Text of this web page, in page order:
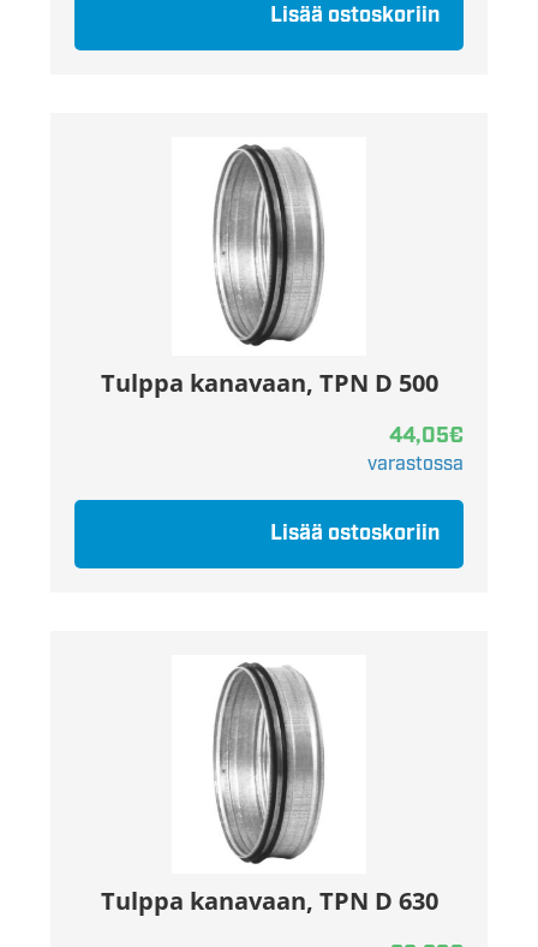
Lisää ostoskoriin
Tulppa kanavaan, TPN D 500
44,05€
varastossa
Lisää ostoskoriin
Tulppa kanavaan, TPN D 630